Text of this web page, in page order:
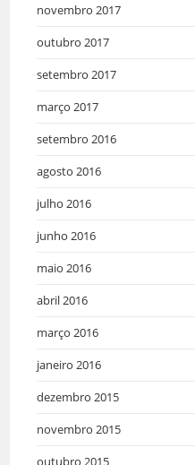
novembro 2017
outubro 2017
setembro 2017
março 2017
setembro 2016
agosto 2016
julho 2016
junho 2016
maio 2016
abril 2016
março 2016
janeiro 2016
dezembro 2015
novembro 2015
outubro 2015